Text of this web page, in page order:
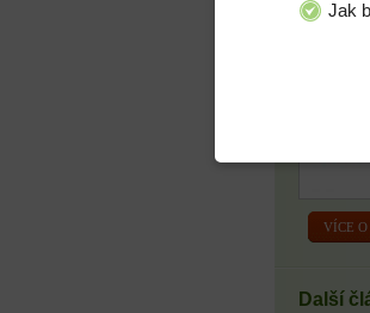
Jak
VÍCE O
Další